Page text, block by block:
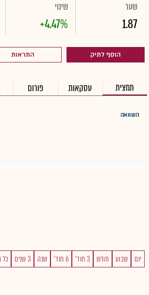
שער
1.87
שינוי
+4.47%
הוסף לתיק התראות
תמצית עסקאות פורום
השוואה
יום שבוע חודש 3 חוד' 6 חוד' שנה 3 שנים כל